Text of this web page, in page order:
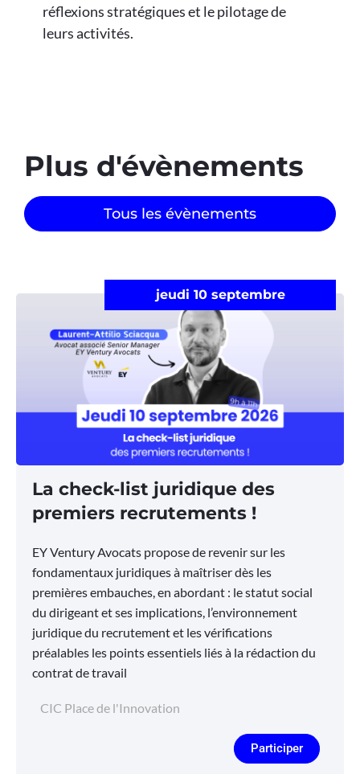
réflexions stratégiques et le pilotage de
leurs activités.
Plus d'évènements​
Tous les évènements
jeudi 10 septembre
La check-list juridique des
premiers recrutements !
EY Ventury Avocats propose de revenir sur les
fondamentaux juridiques à maîtriser dès les
premières embauches, en abordant : le statut social
du dirigeant et ses implications, l’environnement
juridique du recrutement et les vérifications
préalables les points essentiels liés à la rédaction du
contrat de travail
CIC Place de l'Innovation
Participer